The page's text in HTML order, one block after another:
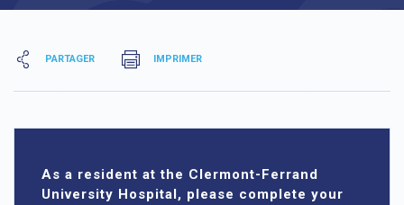
PARTAGER IMPRIMER
As a resident at the Clermont-Ferrand
University Hospital, please complete your